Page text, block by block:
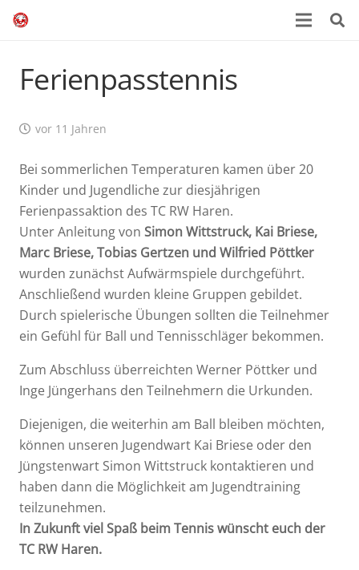
Ferienpasstennis
vor 11 Jahren
Bei sommerlichen Temperaturen kamen über 20
Kinder und Jugendliche zur diesjährigen
Ferienpassaktion des TC RW Haren.
Unter Anleitung von Simon Wittstruck, Kai Briese,
Marc Briese, Tobias Gertzen und Wilfried Pöttker
wurden zunächst Aufwärmspiele durchgeführt.
Anschließend wurden kleine Gruppen gebildet.
Durch spielerische Übungen sollten die Teilnehmer
ein Gefühl für Ball und Tennisschläger bekommen.
Zum Abschluss überreichten Werner Pöttker und
Inge Jüngerhans den Teilnehmern die Urkunden.
Diejenigen, die weiterhin am Ball bleiben möchten,
können unseren Jugendwart Kai Briese oder den
Jüngstenwart Simon Wittstruck kontaktieren und
haben dann die Möglichkeit am Jugendtraining
teilzunehmen.
In Zukunft viel Spaß beim Tennis wünscht euch der
TC RW Haren.